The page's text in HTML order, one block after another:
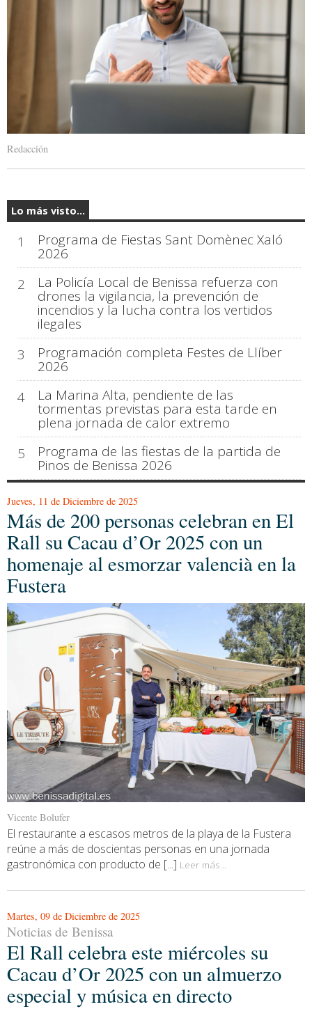
Redacción
Lo más visto...
1 Programa de Fiestas Sant Domènec Xaló
2026
2
La Policía Local de Benissa refuerza con
drones la vigilancia, la prevención de
incendios y la lucha contra los vertidos
ilegales
3
Programación completa Festes de Llíber
2026
4
La Marina Alta, pendiente de las
tormentas previstas para esta tarde en
plena jornada de calor extremo
5
Programa de las fiestas de la partida de
Pinos de Benissa 2026
Jueves, 11 de Diciembre de 2025
Más de 200 personas celebran en El
Rall su Cacau d’Or 2025 con un
homenaje al esmorzar valencià en la
Fustera
Vicente Bolufer
El restaurante a escasos metros de la playa de la Fustera
reúne a más de doscientas personas en una jornada
gastronómica con producto de [...] Leer más...
Martes, 09 de Diciembre de 2025
Noticias de Benissa
El Rall celebra este miércoles su
Cacau d’Or 2025 con un almuerzo
especial y música en directo